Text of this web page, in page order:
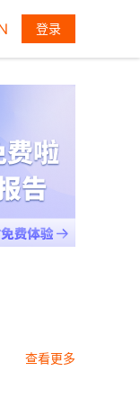
登录
查看更多